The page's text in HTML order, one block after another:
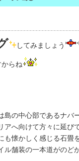
してみましょう
からね
島の中心部であるナバ
アへ向けて方々に延び
も懐かしく感じる石畳
ル舗装の一本道がのど